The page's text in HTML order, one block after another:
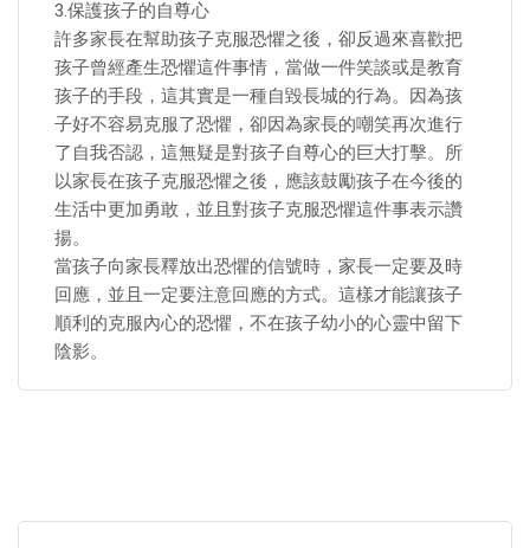
3.保護孩子的自尊心
許多家長在幫助孩子克服恐懼之後，卻反過來喜歡把
孩子曾經產生恐懼這件事情，當做一件笑談或是教育
孩子的手段，這其實是一種自毀長城的行為。因為孩
子好不容易克服了恐懼，卻因為家長的嘲笑再次進行
了自我否認，這無疑是對孩子自尊心的巨大打擊。所
以家長在孩子克服恐懼之後，應該鼓勵孩子在今後的
生活中更加勇敢，並且對孩子克服恐懼這件事表示讚
揚。
當孩子向家長釋放出恐懼的信號時，家長一定要及時
回應，並且一定要注意回應的方式。這樣才能讓孩子
順利的克服內心的恐懼，不在孩子幼小的心靈中留下
陰影。